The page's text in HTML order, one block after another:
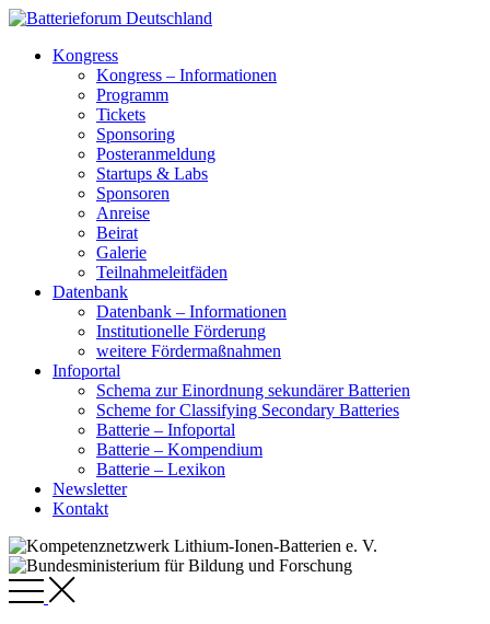
Kongress
Kongress – Informationen
Programm
Tickets
Sponsoring
Posteranmeldung
Startups & Labs
Sponsoren
Anreise
Beirat
Galerie
Teilnahmeleitfäden
Datenbank
Datenbank – Informationen
Institutionelle Förderung
weitere Fördermaßnahmen
Infoportal
Schema zur Einordnung sekundärer Batterien
Scheme for Classifying Secondary Batteries
Batterie – Infoportal
Batterie – Kompendium
Batterie – Lexikon
Newsletter
Kontakt